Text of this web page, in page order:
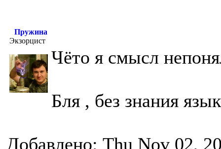
Пружина
Экзорцист
Чёто я смысл
Бля , без знания
Добавлено: Thu Nov 02,